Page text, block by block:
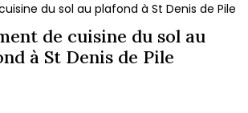
du sol au plafond à St Denis de Pile
de cuisine du sol au
à St Denis de Pile